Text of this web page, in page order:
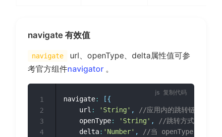
navigate 有效值
navigate
url、openType、delta属性值可参
考官方组件navigator (opens new window)
。
navigate: [{
	url
: 'String' ,
//应用内的跳转链接，值
	openType
: 'String' ,
//跳转方式，可取
	delta
: 'Number' ,
//当 openType 为
1
2
3
4
复制代码